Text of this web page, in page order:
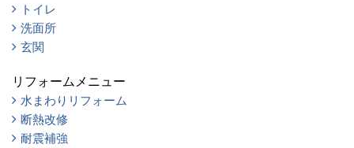
トイレ
洗面所
玄関
リフォームメニュー
水まわりリフォーム
断熱改修
耐震補強